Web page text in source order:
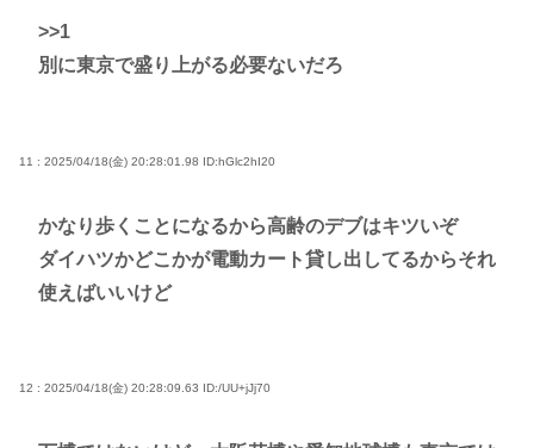
>>1
別に東京で盛り上がる必要ないだろ
11 : 2025/04/18(金) 20:28:01.98 ID:hGlc2hI20
かなり歩くことになるから高齢のデブはキツいぞ
ダイハツかどこかが電動カート貸し出してるからそれ
使えばいいけど
12 : 2025/04/18(金) 20:28:09.63 ID:/UU+jJj70